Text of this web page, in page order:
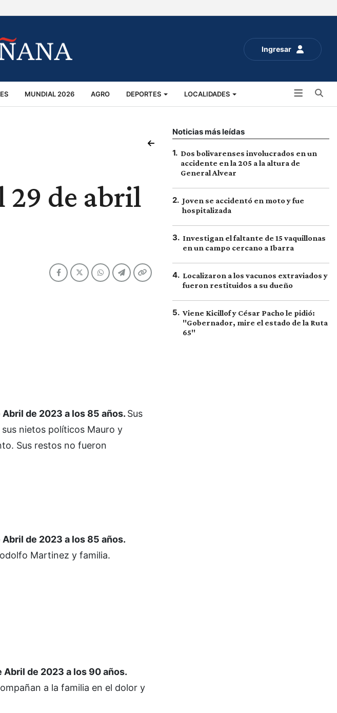
Ingresar
MUNDIAL 2026 AGRO DEPORTES LOCALIDADES
29 de abril
Abril de 2023 a los 85 años. Sus
nietos políticos Mauro y
Sus restos no fueron
Abril de 2023 a los 85 años.
Martinez y familia.
Abril de 2023 a los 90 años.
a la familia en el dolor y
Noticias más leídas
1. Dos bolivarenses involucrados en un
accidente en la 205 a la altura de
General Alvear
2. Joven se accidentó en moto y fue
hospitalizada
3. Investigan el faltante de 15 vaquillonas
en un campo cercano a Ibarra
4. Localizaron a los vacunos extraviados y
fueron restituidos a su dueño
5. Viene Kicillof y César Pacho le pidió:
"Gobernador, mire el estado de la Ruta
65"